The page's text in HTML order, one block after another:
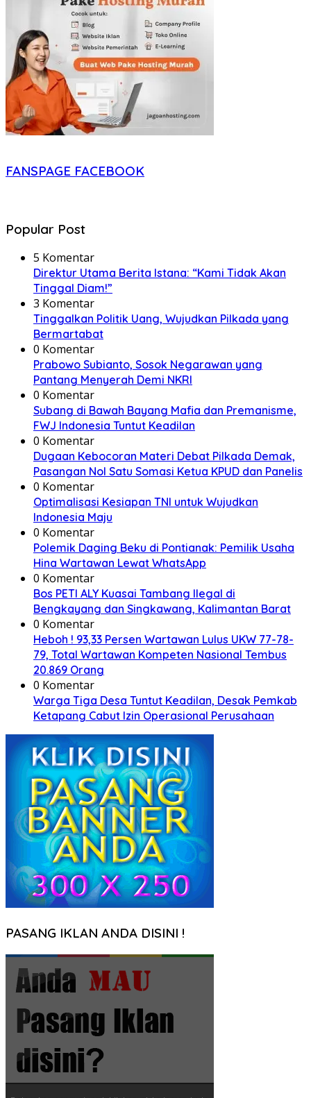
FANSPAGE FACEBOOK
Popular Post
5 Komentar
Direktur Utama Berita Istana: “Kami Tidak Akan
Tinggal Diam!”
3 Komentar
Tinggalkan Politik Uang, Wujudkan Pilkada yang
Bermartabat
0 Komentar
Prabowo Subianto, Sosok Negarawan yang
Pantang Menyerah Demi NKRI
0 Komentar
Subang di Bawah Bayang Mafia dan Premanisme,
FWJ Indonesia Tuntut Keadilan
0 Komentar
Dugaan Kebocoran Materi Debat Pilkada Demak,
Pasangan Nol Satu Somasi Ketua KPUD dan Panelis
0 Komentar
Optimalisasi Kesiapan TNI untuk Wujudkan
Indonesia Maju
0 Komentar
Polemik Daging Beku di Pontianak: Pemilik Usaha
Hina Wartawan Lewat WhatsApp
0 Komentar
Bos PETI ALY Kuasai Tambang Ilegal di
Bengkayang dan Singkawang, Kalimantan Barat
0 Komentar
Heboh ! 93,33 Persen Wartawan Lulus UKW 77-78-
79, Total Wartawan Kompeten Nasional Tembus
20.869 Orang
0 Komentar
Warga Tiga Desa Tuntut Keadilan, Desak Pemkab
Ketapang Cabut Izin Operasional Perusahaan
PASANG IKLAN ANDA DISINI !